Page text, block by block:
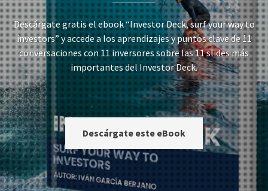
Descárgate gratis el ebook “Investor Deck, surf your way to
investors” y accede a los aprendizajes y puntos clave de 11
conversaciones con 11 inversores sobre las 11 slides más
importantes del Investor Deck.
Descárgate este eBook